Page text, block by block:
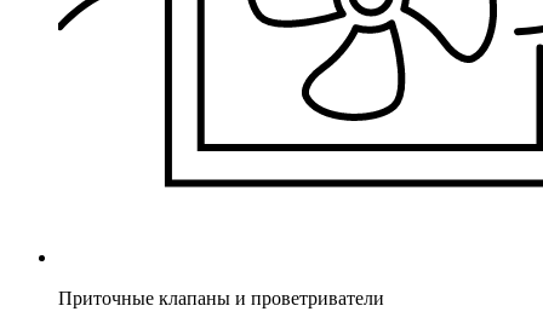
Приточные клапаны и проветриватели